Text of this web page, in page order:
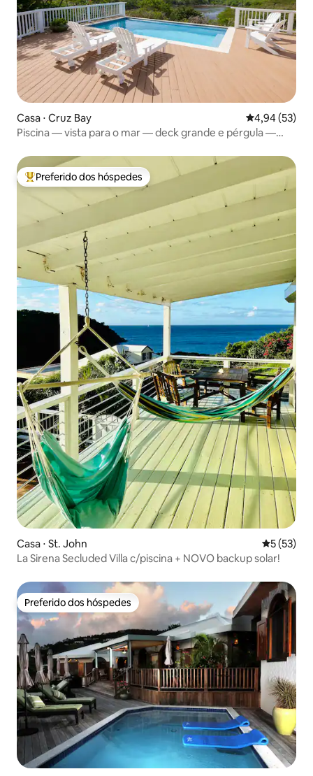
Casa ⋅ Cruz Bay 4,94 de uma
4,94 (53)
Piscina — vista para o mar — deck grande e pérgula —
Entre os melhores preferidos dos hóspedes
Preferido dos hóspedes
Casa ⋅ St. John 5 de uma
5 (53)
La Sirena Secluded Villa c/piscina + NOVO backup solar!
Preferido dos hóspedes
Preferido dos hóspedes